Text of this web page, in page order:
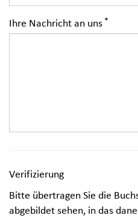
Ihre Nachricht an uns
Verifizierung
Bitte übertragen Sie die
abgebildet sehen, in das